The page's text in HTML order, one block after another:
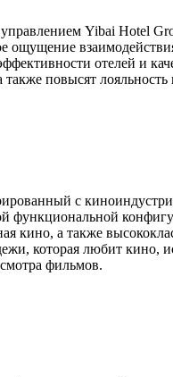
Yibai Hotel
ощущение
отелей и
повысят лояльность
с
функциональной
кино, а также
которая любит кино,
фильмов.